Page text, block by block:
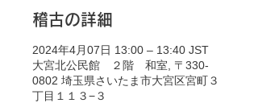
稽古の詳細
2024年4月07日 13:00 – 13:40 JST
大宮北公民館 ２階 和室, 〒330-
0802 埼玉県さいたま市大宮区宮町３
丁目１１３−３